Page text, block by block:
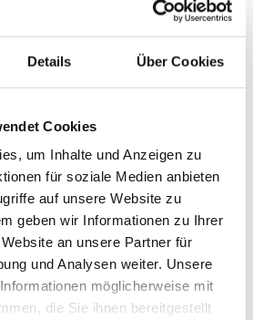
Details Über Cookies
Cookies
um Inhalte und Anzeigen zu
für soziale Medien anbieten
auf unsere Website zu
geben wir Informationen zu Ihrer
an unsere Partner für
und Analysen weiter. Unsere
möglicherweise mit
die Sie ihnen bereitgestellt
Paniermehl - grobes Paniermehl
100% Zitrusfruchtsaft, 200 ml